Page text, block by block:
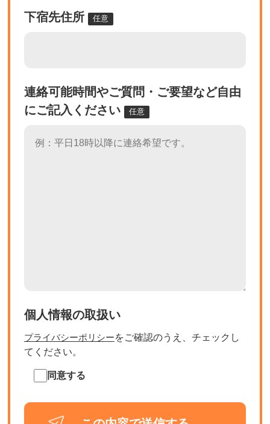
下宿先住所 任意
連絡可能時間やご質問・ご要望など自由
にご記入ください
任意
個人情報の取扱い
プライバシーポリシーをご確認のうえ、チェックし
てください。
同意する